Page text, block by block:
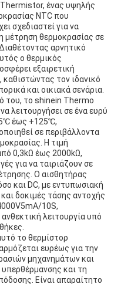
ένας υψηλής
NTC που
σχεδιαστεί για να
μέτρηση θερμοκρασίας σε
αρνητικό
ο θερμικός
εξαιρετική
καθιστώντας τον ιδανικό
και οικιακά σενάρια.
του, το shinein Thermo
λειτουργήσει σε ένα ευρύ
έως +125℃,
σε περιβάλλοντα
Η τιμή
0,3kΩ έως 2000kΩ,
για να ταιριάζουν σε
Ο αισθητήρας
και DC, με εντυπωσιακή
δοκιμές τάσης αντοχής
10S,
λειτουργία υπό
το θερμίστορ
ευρέως για την
μηχανημάτων και
και τη
Είναι απαραίτητο